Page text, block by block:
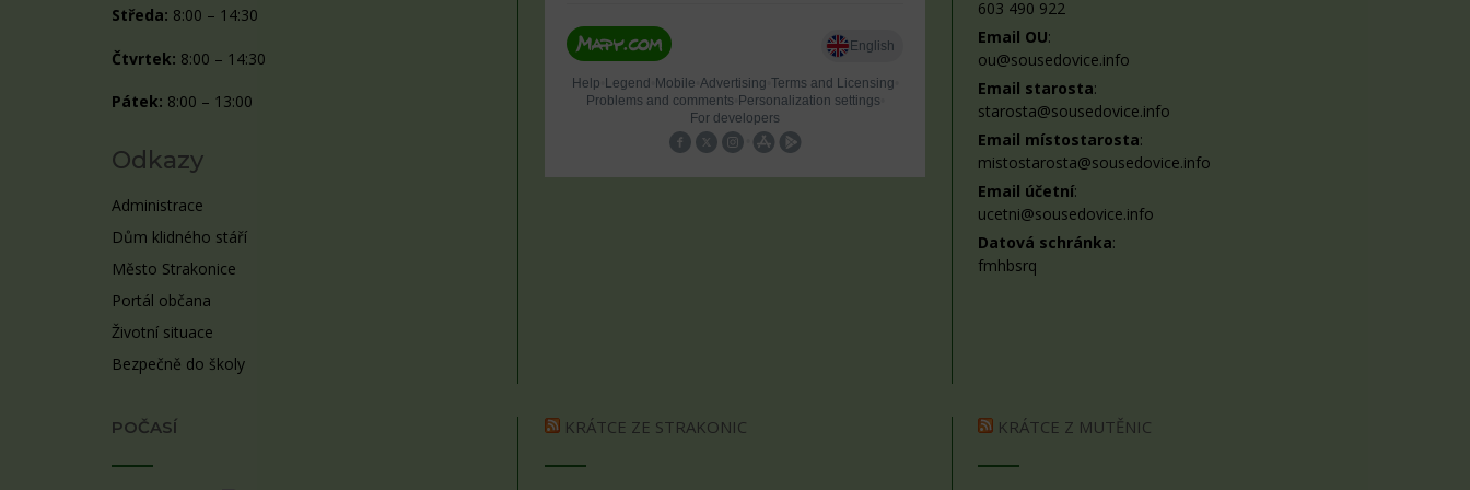
Středa: 8:00 – 14:30
Čtvrtek: 8:00 – 14:30
Pátek: 8:00 – 13:00
Odkazy
Administrace
Dům klidného stáří
Město Strakonice
Portál občana
Životní situace
Bezpečně do školy
603 490 922
Email OU:
ou@sousedovice.info
Email starosta:
starosta@sousedovice.info
Email místostarosta:
mistostarosta@sousedovice.info
Email účetní:
ucetni@sousedovice.info
Datová schránka:
fmhbsrq
POČASÍ KRÁTCE ZE STRAKONIC KRÁTCE Z MUTĚNIC